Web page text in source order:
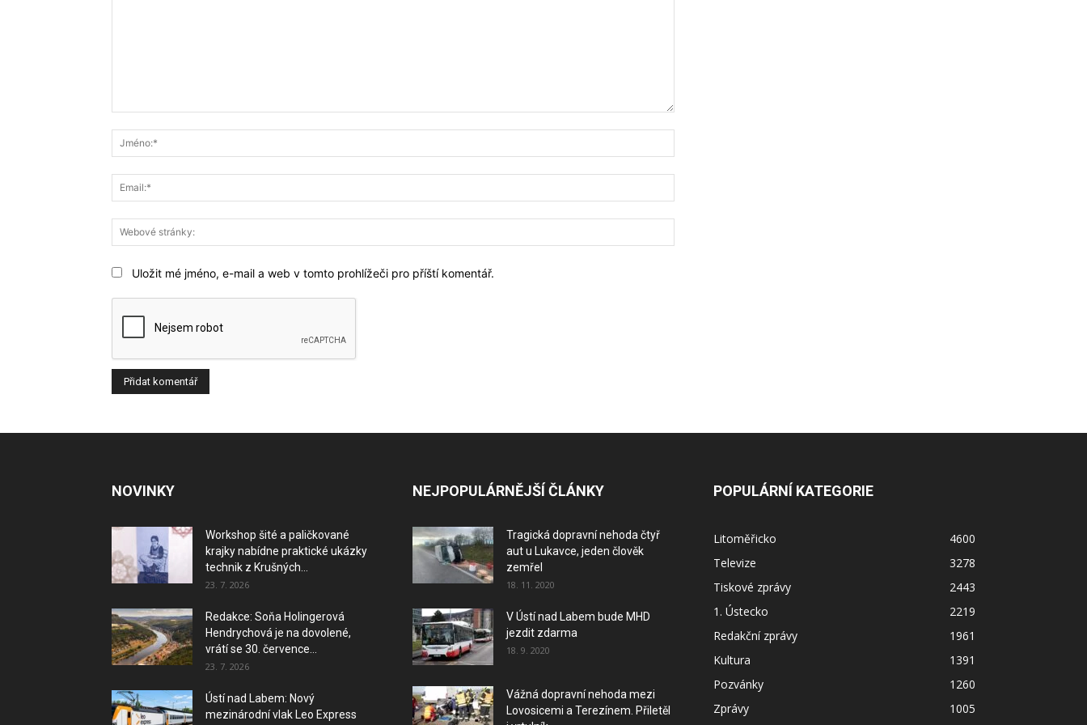
stránky:
Uložit mé jméno, e-mail a web v tomto prohlížeči pro příští komentář.
NOVINKY
Workshop šité a paličkované
krajky nabídne praktické ukázky
technik z Krušných...
23. 7. 2026
Redakce: Soňa Holingerová
Hendrychová je na dovolené,
vrátí se 30. července...
23. 7. 2026
Ústí nad Labem: Nový
mezinárodní vlak Leo Express
NEJPOPULÁRNĚJŠÍ ČLÁNKY
Tragická dopravní nehoda čtyř
aut u Lukavce, jeden člověk
zemřel
18. 11. 2020
V Ústí nad Labem bude MHD
jezdit zdarma
18. 9. 2020
Vážná dopravní nehoda mezi
Lovosicemi a Terezínem. Přiletěl
POPULÁRNÍ KATEGORIE
Litoměřicko
4600
Televize
3278
Tiskové zprávy
2443
1. Ústecko
2219
Redakční zprávy
1961
Kultura
1391
Pozvánky
1260
Zprávy
1005